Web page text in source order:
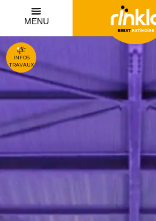
MENU
INFOS
TRAVAUX